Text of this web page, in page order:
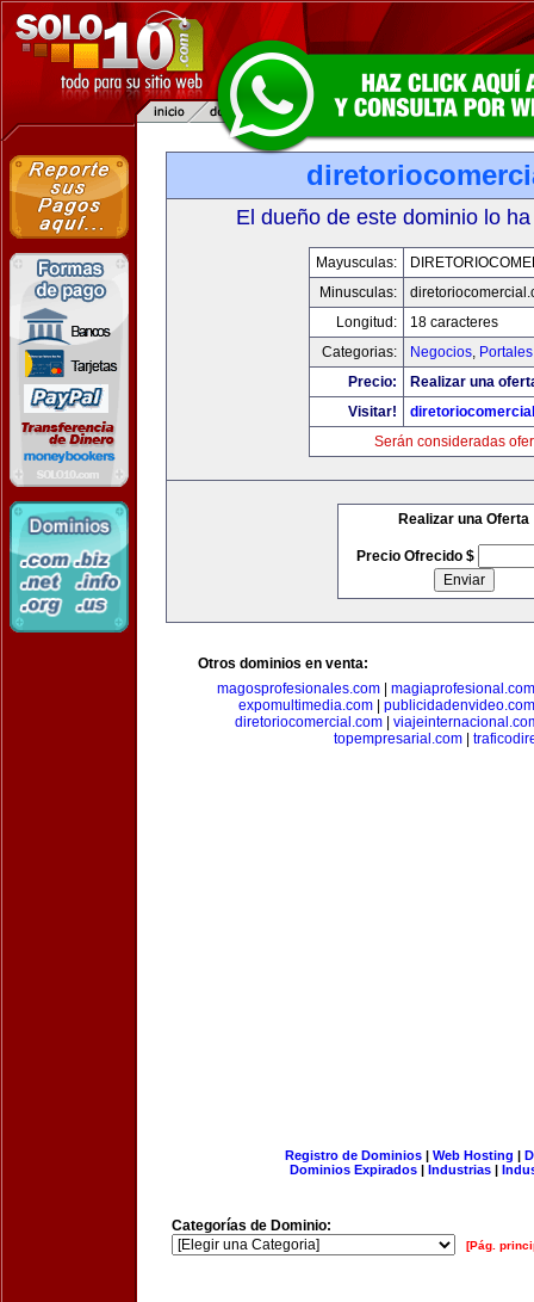
El dueño de este dominio lo
Mayusculas:
Minusculas:
Longitud:
18 caracteres
Categorias:
Negocios, Portales
Precio:
Realizar una
Visitar!
Serán consideradas
Realizar una Oferta
Precio Ofrecido $
Otros dominios en venta:
magosprofesionales.com
magiaprofesional.com
expomultimedia.com
publicidadenvideo.com
diretoriocomercial.com
topempresarial.com|
Registro de Dominios| Web Hosting |
Dominios Expirados | Industrias |
Categorías de Dominio:
[Pág.